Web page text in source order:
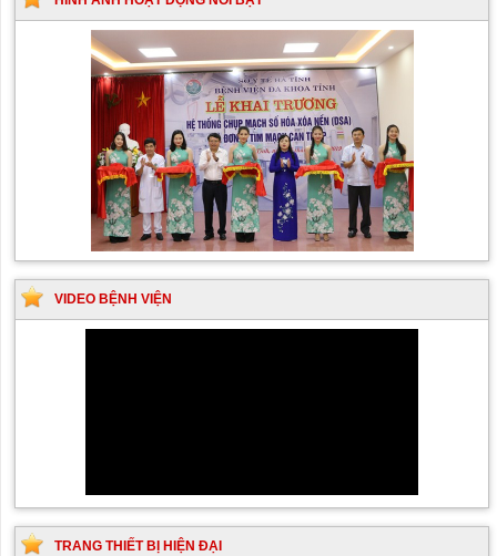
VIDEO BỆNH VIỆN
TRANG THIẾT BỊ HIỆN ĐẠI